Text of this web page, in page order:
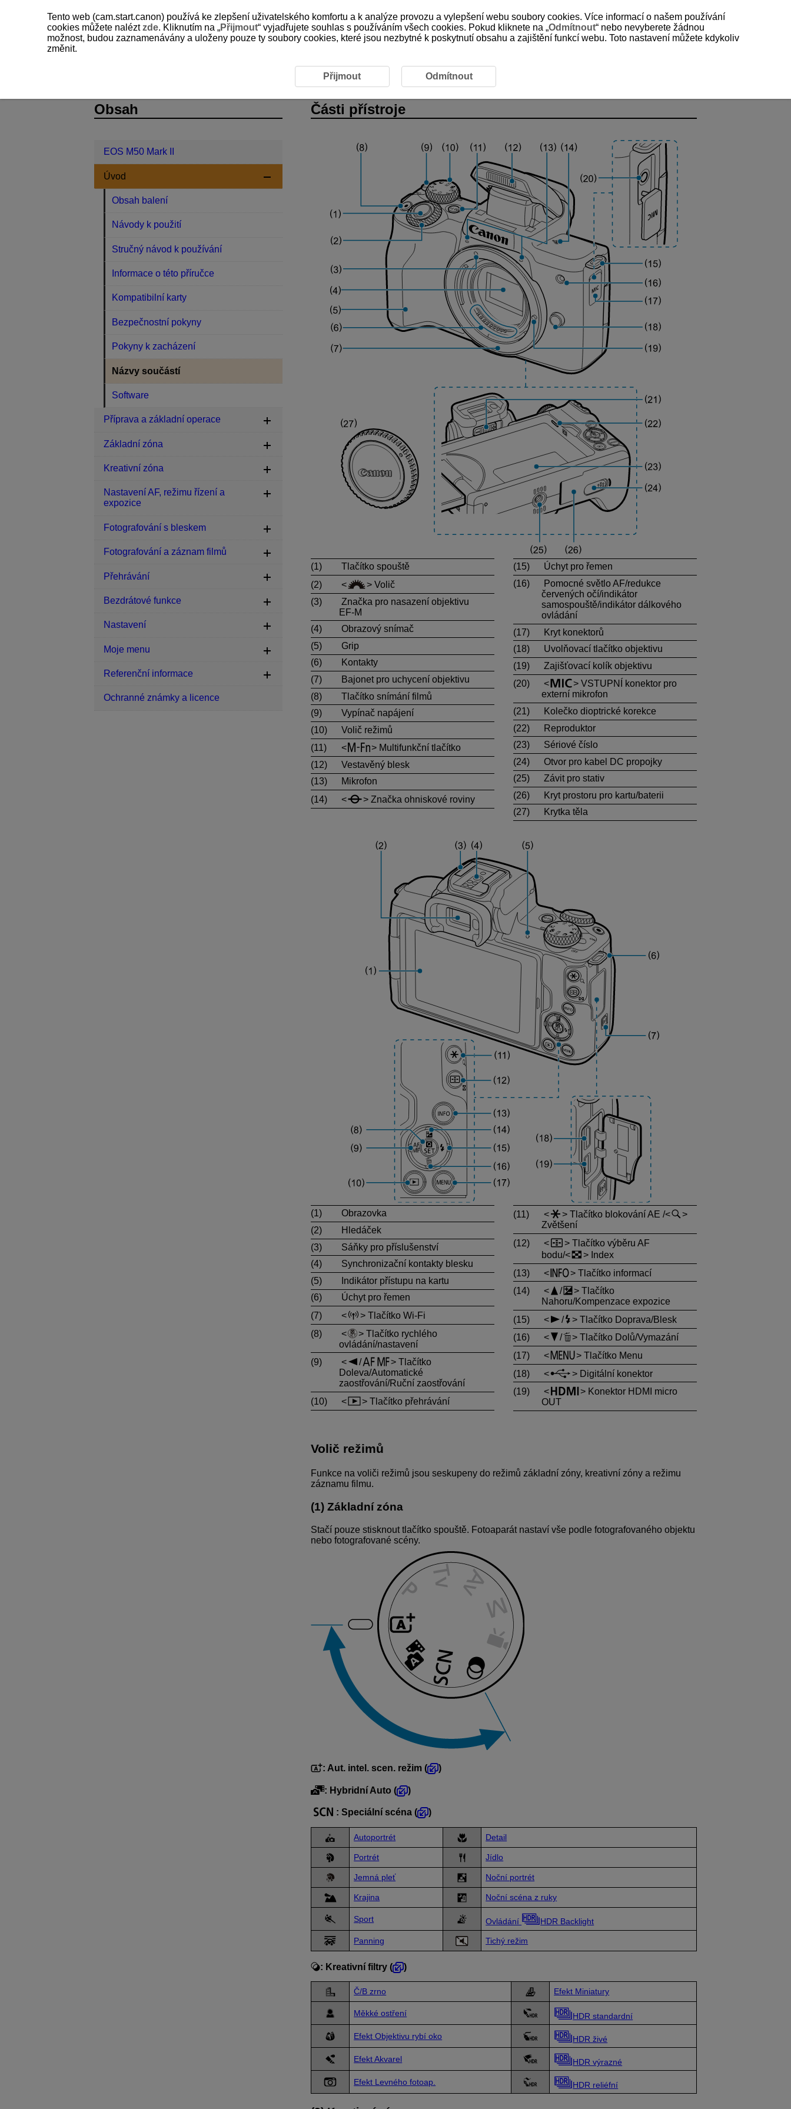
Části přístroje
(1)
Tlačítko spouště
(2)
Volič
(3)
Značka pro nasazení objektivu
EF-M
(4)
Obrazový snímač
(5)
Grip
(6)
Kontakty
(7)
Bajonet pro uchycení objektivu
(8)
Tlačítko snímání filmů
(9)
Vypínač napájení
(10)
Volič režimů
(11)
Multifunkční tlačítko
(12)
Vestavěný blesk
(13)
Mikrofon
(14)
Značka ohniskové roviny
(15)
Úchyt pro řemen
(16)
Pomocné světlo AF/redukce
červených očí/indikátor
samospouště/indikátor dálkového
ovládání
(17)
Kryt konektorů
(18)
Uvolňovací tlačítko objektivu
(19)
Zajišťovací kolík objektivu
(20)
VSTUPNÍ konektor pro
externí mikrofon
(21)
Kolečko dioptrické korekce
(22)
Reproduktor
(23)
Sériové číslo
(24)
Otvor pro kabel DC propojky
(25)
Závit pro stativ
(26)
Kryt prostoru pro kartu/baterii
(27)
Krytka těla
(1)
Obrazovka
(2)
Hledáček
(3)
Sáňky pro příslušenství
(4)
Synchronizační kontakty blesku
(5)
Indikátor přístupu na kartu
(6)
Úchyt pro řemen
(7)
Tlačítko Wi-Fi
(8)
Tlačítko rychlého
ovládání/nastavení
(9)
/
Tlačítko
Doleva/Automatické
zaostřování/Ruční zaostřování
(10)
Tlačítko přehrávání
(11)
Tlačítko blokování AE /
Zvětšení
(12)
Tlačítko výběru AF
bodu/
Index
(13)
Tlačítko informací
(14)
/
Tlačítko
Nahoru/Kompenzace expozice
(15)
/
Tlačítko Doprava/Blesk
(16)
/
Tlačítko Dolů/Vymazání
(17)
Tlačítko Menu
(18)
Digitální konektor
(19)
Konektor HDMI micro
OUT
Volič režimů
Funkce na voliči režimů jsou seskupeny do režimů základní zóny, kreativní zóny a režimu
záznamu filmu.
(1) Základní zóna
Stačí pouze stisknout tlačítko spouště. Fotoaparát nastaví vše podle fotografovaného objektu
nebo fotografované scény.
: Aut. intel. scen. režim ( )
: Hybridní Auto ( )
: Speciální scéna ( )
Autoportrét Detail
Portrét Jídlo
Jemná pleť Noční portrét
Krajina Noční scéna z ruky
Sport Ovládání HDR Backlight
Panning Tichý režim
: Kreativní filtry ( )
Č/B zrno Efekt Miniatury
Měkké ostření HDR standardní
Efekt Objektivu rybí oko HDR živé
Efekt Akvarel HDR výrazné
Efekt Levného fotoap. HDR reliéfní
Obsah
EOS M50 Mark II
Úvod
Obsah balení
Návody k použití
Stručný návod k používání
Informace o této příručce
Kompatibilní karty
Bezpečnostní pokyny
Pokyny k zacházení
Názvy součástí
Software
Příprava a základní operace
Základní zóna
Kreativní zóna
Nastavení AF, režimu řízení a
expozice
Fotografování s bleskem
Fotografování a záznam filmů
Přehrávání
Bezdrátové funkce
Nastavení
Moje menu
Referenční informace
Ochranné známky a licence
Tento web (cam.start.canon) používá ke zlepšení uživatelského komfortu a k analýze provozu a vylepšení webu soubory cookies. Více informací o našem používání
cookies můžete naléztzde. Kliknutím na „Přijmout“ vyjadřujete souhlas s používáním všech cookies. Pokud kliknete na „Odmítnout“ nebo nevyberete žádnou
možnost, budou zaznamenávány a uloženy pouze ty soubory cookies, které jsou nezbytné k poskytnutí obsahu a zajištění funkcí webu. Toto nastavení můžete kdykoliv
změnit.
Přijmout Odmítnout